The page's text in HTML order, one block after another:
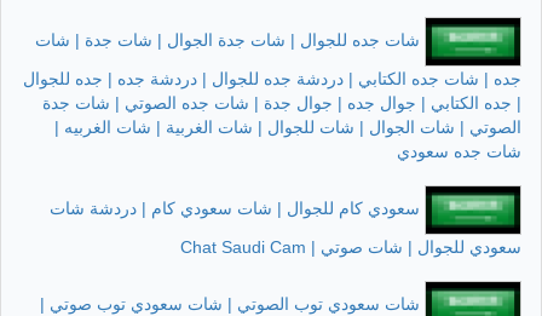
شات جده للجوال | شات جدة الجوال | شات جدة | شات
جده | شات جده الكتابي | دردشة جده للجوال | دردشة جده | جده للجوال
| جده الكتابي | جوال جده | جوال جدة | شات جده الصوتي | شات جدة
الصوتي | شات الجوال | شات للجوال | شات الغربية | شات الغربيه |
شات جده سعودي
سعودي كام للجوال | شات سعودي كام | دردشة شات
سعودي للجوال | شات صوتي | Chat Saudi Cam
شات سعودي توب الصوتي | شات سعودي توب صوتي |